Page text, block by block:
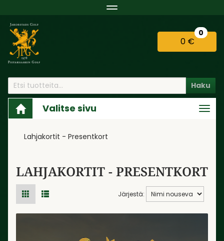
Navigaatio
0 €
0
Haku
Valitse sivu
Lahjakortit - Presentkort
LAHJAKORTIT - PRESENTKORT
Järjestä: